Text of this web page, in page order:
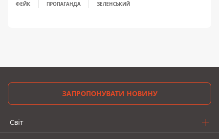
ФЕЙК ПРОПАГАНДА ЗЕЛЕНСЬКИЙ
ЗАПРОПОНУВАТИ НОВИНУ
Світ